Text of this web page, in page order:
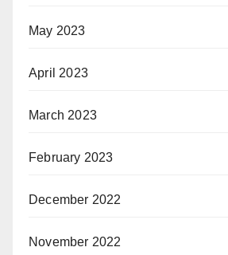
May 2023
April 2023
March 2023
February 2023
December 2022
November 2022